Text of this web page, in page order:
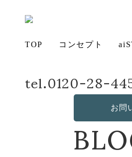
TOP コンセプト
いて
保証につ
ソフ
ベッ
tel.0120-28-
お問